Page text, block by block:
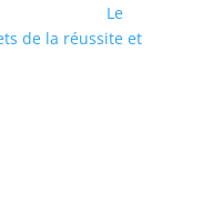
Le
de la réussite et